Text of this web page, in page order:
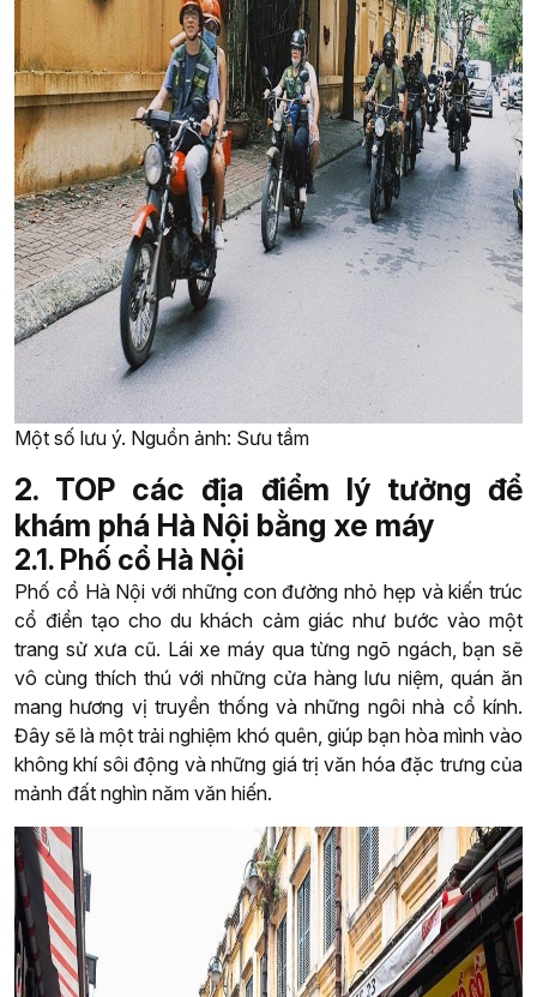
Một số lưu ý. Nguồn ảnh: Sưu tầm
2. TOP các địa điểm lý tưởng để
khám phá Hà Nội bằng xe máy
2.1. Phố cổ Hà Nội
Phố cổ Hà Nội với những con đường nhỏ hẹp và kiến trúc
cổ điển tạo cho du khách cảm giác như bước vào một
trang sử xưa cũ. Lái xe máy qua từng ngõ ngách, bạn sẽ
vô cùng thích thú với những cửa hàng lưu niệm, quán ăn
mang hương vị truyền thống và những ngôi nhà cổ kính.
Đây sẽ là một trải nghiệm khó quên, giúp bạn hòa mình vào
không khí sôi động và những giá trị văn hóa đặc trưng của
mảnh đất nghìn năm văn hiến.